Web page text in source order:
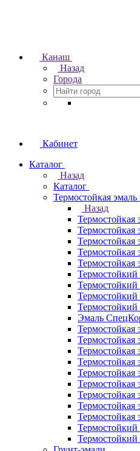
Канаш
Назад
Города
Кабинет
Каталог
Назад
Каталог
Термостойкая эмаль
Назад
Термостойкая
Термостойкая
Эмаль
Термостойкая